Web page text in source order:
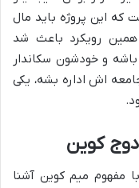
این پروژه باید مال
رویکرد باعث شد
و خودشون سکاندار
اش اداره بشه، یکی
کوین
مفهوم میم کوین آشنا